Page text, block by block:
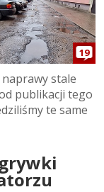
19
stale
publikacji tego
te same